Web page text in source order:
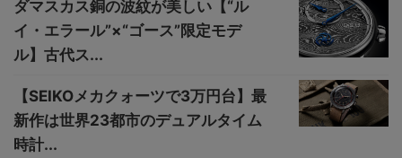
ダマスカス銅の波紋が美しい【“ル
イ・エラール”×“ゴース”限定モデ
ル】古代ス...
【SEIKOメカクォーツで3万円台】最
新作は世界23都市のデュアルタイム
時計...